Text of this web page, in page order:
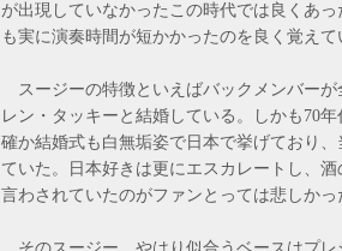
が出現していなかったこの時代では良くあ
も実に演奏時間が短かかったのを良く覚えて
スージーの特徴といえばバックメンバーが
レン・タッキーと結婚している。しかも70
確か結婚式も白無垢姿で日本で挙げており
ていた。日本好きは更にエスカレートし、
言わされていたのがファンとっては悲しかっ